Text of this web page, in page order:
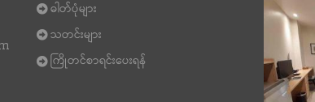
ဓါတ်ပုံများ
သတင်းများ
ကြိုတင်စာရင်းပေးရန်